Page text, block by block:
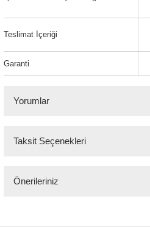
Teslimat İçeriği
Garanti
Yorumlar
Taksit Seçenekleri
Önerileriniz